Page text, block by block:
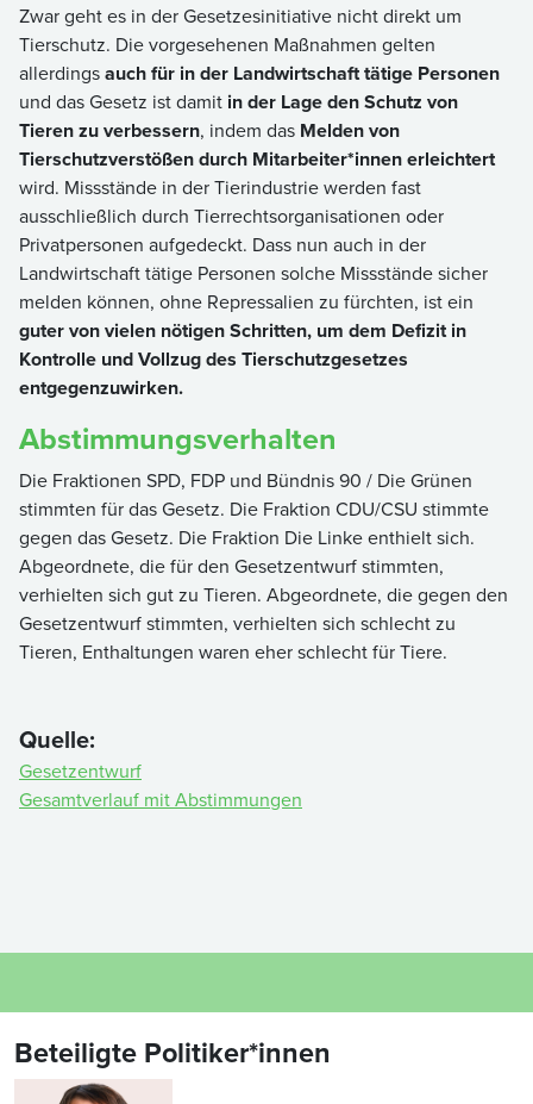
Zwar geht es in der Gesetzesinitiative nicht direkt um
Tierschutz. Die vorgesehenen Maßnahmen gelten
allerdingsauch für in der Landwirtschaft tätige Personen
und das Gesetz ist damit in der Lage den Schutz von
Tieren zu verbessern, indem das Melden von
Tierschutzverstößen durch Mitarbeiter*innen erleichtert
wird. Missstände in der Tierindustrie werden fast
ausschließlich durch Tierrechtsorganisationen oder
Privatpersonen aufgedeckt. Dass nun auch in der
Landwirtschaft tätige Personen solche Missstände sicher
melden können, ohne Repressalien zu fürchten, ist ein
guter von vielen nötigen Schritten, um dem Defizit in
Kontrolle und Vollzug des Tierschutzgesetzes
entgegenzuwirken.
Abstimmungsverhalten
Die Fraktionen SPD, FDP und Bündnis 90 / Die Grünen
stimmten für das Gesetz. Die Fraktion CDU/CSU stimmte
gegen das Gesetz. Die Fraktion Die Linke enthielt sich.
Abgeordnete, die für den Gesetzentwurf stimmten,
verhielten sich gut zu Tieren. Abgeordnete, die gegen den
Gesetzentwurf stimmten, verhielten sich schlecht zu
Tieren, Enthaltungen waren eher schlecht für Tiere.
Quelle:
Gesetzentwurf
Gesamtverlauf mit Abstimmungen
Beteiligte Politiker*innen